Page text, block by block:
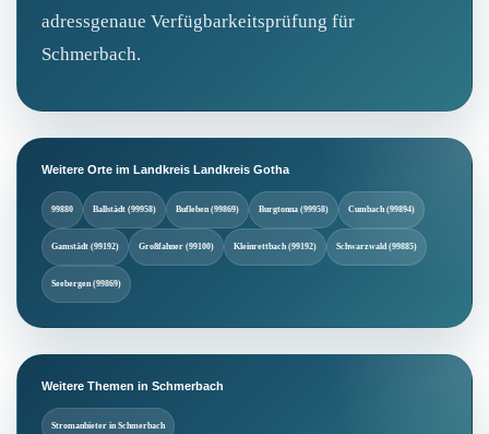
adressgenaue Verfügbarkeitsprüfung für
Schmerbach.
Weitere Orte im Landkreis Landkreis Gotha
99880 Ballstädt (99958) Bufleben (99869) Burgtonna (99958) Cumbach (99894)
Gamstädt (99192) Großfahner (99100) Kleinrettbach (99192) Schwarzwald (99885)
Seebergen (99869)
Weitere Themen in Schmerbach
Stromanbieter in Schmerbach